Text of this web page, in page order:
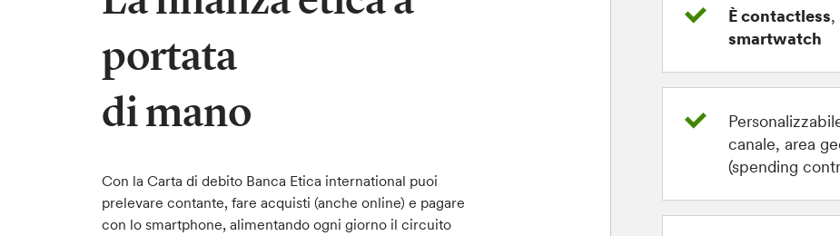
portata
di mano
Con la Carta di debito Banca Etica international puoi
prelevare contante, fare acquisti (anche online) e pagare
con lo smartphone, alimentando ogni giorno il circuito
È contactless,
smartwatch
canale, area
(spending